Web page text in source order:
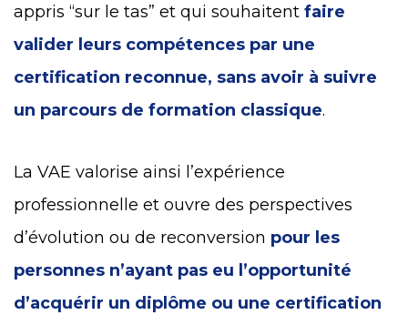
appris “sur le tas” et qui souhaitent faire
valider leurs compétences par une
certification reconnue, sans avoir à suivre
un parcours de formation classique.
La VAE valorise ainsi l’expérience
professionnelle et ouvre des perspectives
d’évolution ou de reconversion pour les
personnes n’ayant pas eu l’opportunité
d’acquérir un diplôme ou une certification